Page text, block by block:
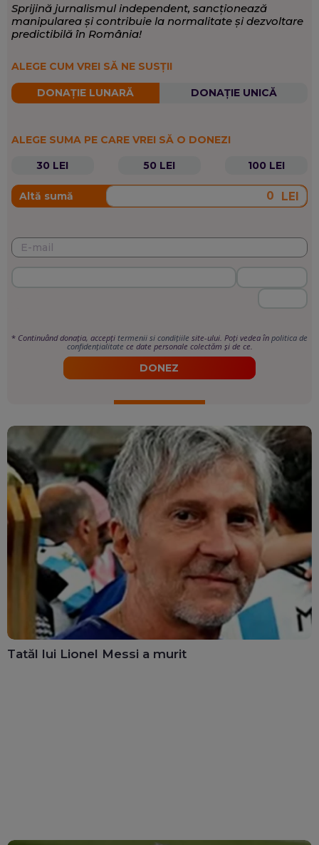
Sprijină jurnalismul independent, sancționează
manipularea și contribuie la normalitate și dezvoltare
predictibilă în România!
ALEGE CUM VREI SĂ NE SUSȚII
DONAȚIE LUNARĂ DONAȚIE UNICĂ
ALEGE SUMA PE CARE VREI SĂ O DONEZI
30 LEI
50 LEI 100 LEI
Altă sumă LEI
* Continuând donația, accepți termenii si condițiile site-ului. Poți vedea în politica de
confidențialitate ce date personale colectăm și de ce.
DONEZ
Tatăl lui Lionel Messi a murit